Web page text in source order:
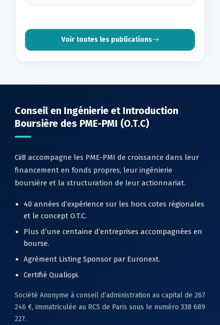
Voir toutes les publications
Conseil en Ingénierie et Introduction
Boursière des PME-PMI (O.T.C)
CiiB accompagne les PME-PMI de croissance dans leur
financement en fonds propres, leur ingénierie
boursière et la structuration de leur actionnariat.
40 années d’expérience sur les hors cotes régionales
et le concept O.T.C.
Plus d’une centaine d’entreprises accompagnées en
bourse.
Agrément Listing Sponsor par Euronext.
Certifié Qualiopi.
Société Anonyme à conseil d’administration au capital de 267
246 €, immatriculée au RCS de Paris sous le numéro 338 689
227.